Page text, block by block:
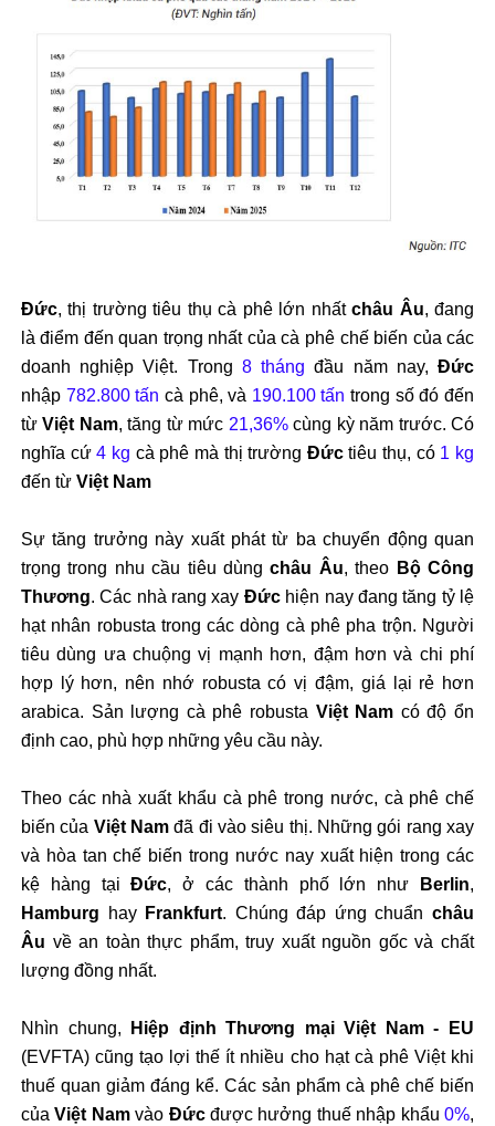
Đức, thị trường tiêu thụ cà phê lớn nhấtchâu Âu, đang
là điểm đến quan trọng nhất của cà phê chế biến của các
doanh nghiệp Việt. Trong 8 thángđầu năm nay,Đức
nhập 782.800 tấn cà phê, và 190.100 tấn trong số đó đến
từViệt Nam, tăng từ mức 21,36%cùng kỳ năm trước. Có
nghĩa cứ4 kg cà phê mà thị trường Đứctiêu thụ, có 1 kg
đến từ Việt Nam
Sự tăng trưởng này xuất phát từ ba chuyển động quan
trọng trong nhu cầu tiêu dùngchâu Âu, theo Bộ Công
Thương. Các nhà rang xay Đứchiện nay đang tăng tỷ lệ
hạt nhân robusta trong các dòng cà phê pha trộn. Người
tiêu dùng ưa chuộng vị mạnh hơn, đậm hơn và chi phí
hợp lý hơn, nên nhớ robusta có vị đậm, giá lại rẻ hơn
arabica. Sản lượng cà phê robusta Việt Nam có độ ổn
định cao, phù hợp những yêu cầu này.
Theo các nhà xuất khẩu cà phê trong nước, cà phê chế
biến của Việt Namđã đi vào siêu thị. Những gói rang xay
và hòa tan chế biến trong nước nay xuất hiện trong các
kệ hàng tạiĐức, ở các thành phố lớn như Berlin,
Hamburg hay Frankfurt. Chúng đáp ứng chuẩnchâu
Âu về an toàn thực phẩm, truy xuất nguồn gốc và chất
lượng đồng nhất.
Nhìn chung,
Hiệp định Thương mại Việt Nam - EU
(EVFTA) cũng tạo lợi thế ít nhiều cho hạt cà phê Việt khi
thuế quan giảm đáng kể. Các sản phẩm cà phê chế biến
củaViệt Namvào Đứcđược hưởng thuế nhập khẩu0%,